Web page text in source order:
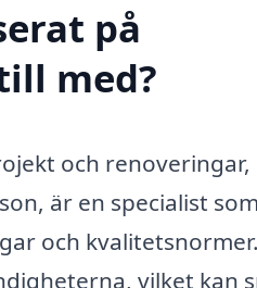
på
med?
och renoveringar,
är en specialist som
och kvalitetsnormer.
vilket kan